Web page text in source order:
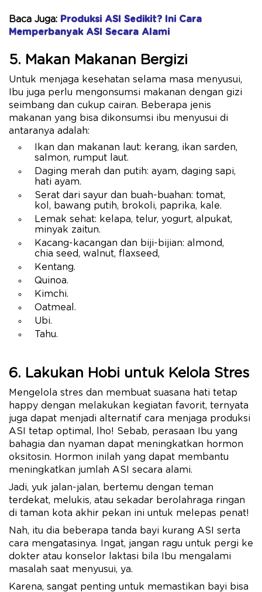
Baca Juga: Produksi ASI Sedikit? Ini Cara
Memperbanyak ASI Secara Alami
5. Makan Makanan Bergizi
Untuk menjaga kesehatan selama masa menyusui,
Ibu juga perlu mengonsumsi makanan dengan gizi
seimbang dan cukup cairan. Beberapa jenis
makanan yang bisa dikonsumsi ibu menyusui di
antaranya adalah:
Ikan dan makanan laut: kerang, ikan sarden,
salmon, rumput laut.
Daging merah dan putih: ayam, daging sapi,
hati ayam.
Serat dari sayur dan buah-buahan: tomat,
kol, bawang putih, brokoli, paprika, kale.
Lemak sehat: kelapa, telur, yogurt, alpukat,
minyak zaitun.
Kacang-kacangan dan biji-bijian: almond,
chia seed, walnut, flaxseed,
Kentang.
Quinoa.
Kimchi.
Oatmeal.
Ubi.
Tahu.
6. Lakukan Hobi untuk Kelola Stres
Mengelola stres dan membuat suasana hati tetap
happy dengan melakukan kegiatan favorit, ternyata
juga dapat menjadi alternatif cara menjaga produksi
ASI tetap optimal, lho! Sebab, perasaan Ibu yang
bahagia dan nyaman dapat meningkatkan hormon
oksitosin. Hormon inilah yang dapat membantu
meningkatkan jumlah ASI secara alami.
Jadi, yuk jalan-jalan, bertemu dengan teman
terdekat, melukis, atau sekadar berolahraga ringan
di taman kota akhir pekan ini untuk melepas penat!
Nah, itu dia beberapa tanda bayi kurang ASI serta
cara mengatasinya. Ingat, jangan ragu untuk pergi ke
dokter atau konselor laktasi bila Ibu mengalami
masalah saat menyusui, ya.
Karena, sangat penting untuk memastikan bayi bisa